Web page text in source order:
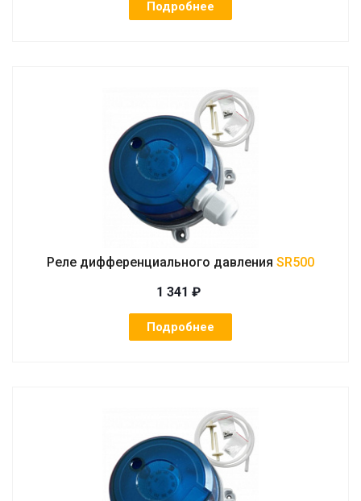
Подробнее
Реле дифференциального давления SR500
1 341 ₽
Подробнее